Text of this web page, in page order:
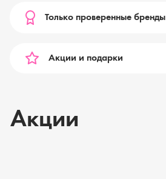
Только проверенные бренды
Акции и подарки
Акции